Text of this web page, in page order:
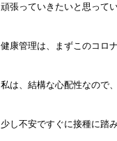
頑張っていきたいと思って
健康管理は、まずこのコロ
私は、結構な心配性なので
少し不安ですぐに接種に踏